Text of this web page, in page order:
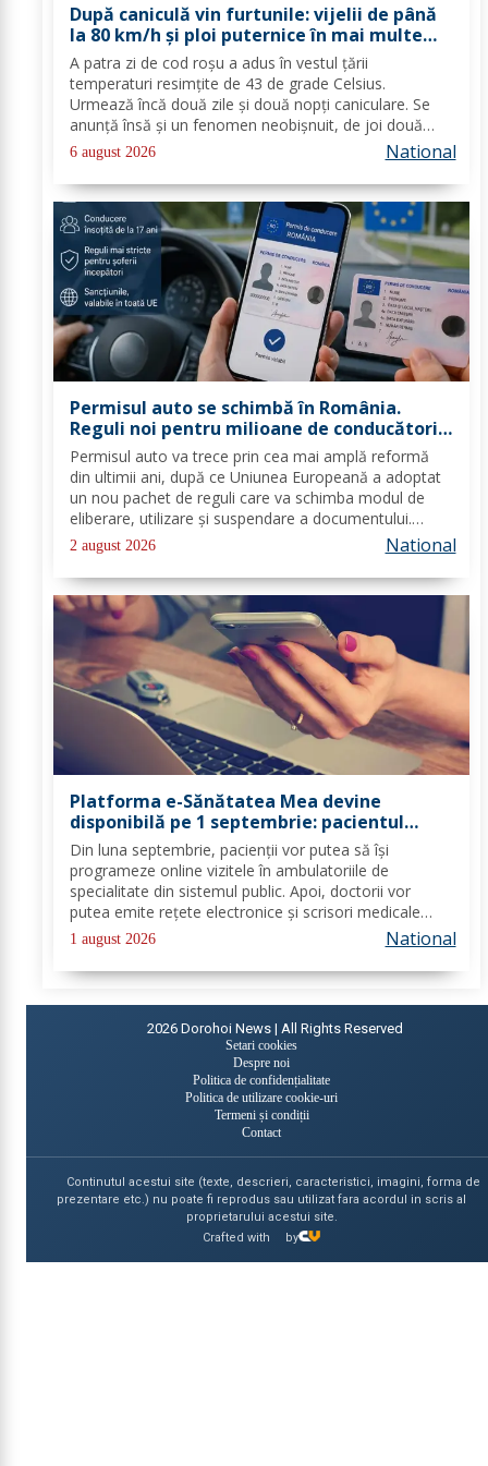
După caniculă vin furtunile: vijelii de până
la 80 km/h și ploi puternice în mai multe
zone
A patra zi de cod roşu a adus în vestul ţării
temperaturi resimţite de 43 de grade Celsius.
Urmează încă două zile şi două nopţi caniculare. Se
anunţă însă şi un fenomen neobişnuit, de joi două
alerte extreme vor fi în vigoare în acelaşi timp în mare
parte din ţară: un cod de caniculă şi unul de...
6 august 2026 National
Permisul auto se schimbă în România.
Reguli noi pentru milioane de conducători
auto
Permisul auto va trece prin cea mai amplă reformă
din ultimii ani, după ce Uniunea Europeană a adoptat
un nou pachet de reguli care va schimba modul de
eliberare, utilizare și suspendare a documentului.
România va trebui să transpună noile prevederi în
legislația națională până în 2028, iar cele...
2 august 2026 National
Platforma e-Sănătatea Mea devine
disponibilă pe 1 septembrie: pacientul
devine utilizator direct al sistemului
digital de sănătate
Din luna septembrie, pacienții vor putea să își
programeze online vizitele în ambulatoriile de
specialitate din sistemul public. Apoi, doctorii vor
putea emite rețete electronice și scrisori medicale
direct prin noua platformă. Se fac ultimele lucrări la
platforma „e-Sănătatea Mea" pentru aceste...
1 august 2026 National
2026 Dorohoi News | All Rights Reserved
Setari cookies
Despre noi
Politica de confidențialitate
Politica de utilizare cookie-uri
Termeni și condiții
Contact
Continutul acestui site (texte, descrieri, caracteristici, imagini, forma de
prezentare etc.) nu poate fi reprodus sau utilizat fara acordul in scris al
proprietarului acestui site.
Crafted with
by